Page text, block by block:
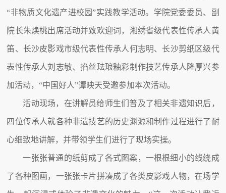
“非物质文化遗产进校园”实践教学活动。学院党委委员、副
院长朱焕桃出席活动并致欢迎词，湘绣省级代表性传承人黄
笛、长沙皮影戏市级代表性传承人何志明、长沙剪纸区级代
表性传承人刘志敏、掐丝珐琅釉彩制作技艺传承人隆厚兴参
加活动，“中国好人”谭映天受邀参加本次活动。
活动现场，在讲解员给师生们普及了相关非遗知识后，
四位传承人就各种非遗技艺的历史渊源和制作过程进行了耐
心细致地讲解，并带领学生们进行了现场实操。
一张张普通的纸剪成了各式图案，一根根细小的线绕成
了各种图画，一张张卡片拼凑成了各类皮影戏人物，在场学